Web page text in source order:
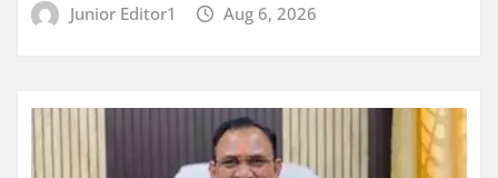
Junior Editor1 Aug 6, 2026